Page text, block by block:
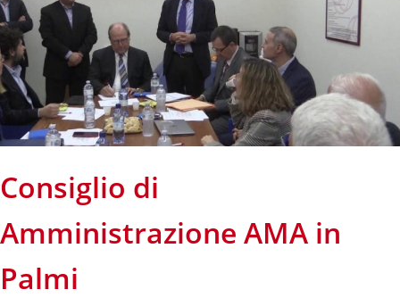
Consiglio di
Amministrazione AMA in
Palmi